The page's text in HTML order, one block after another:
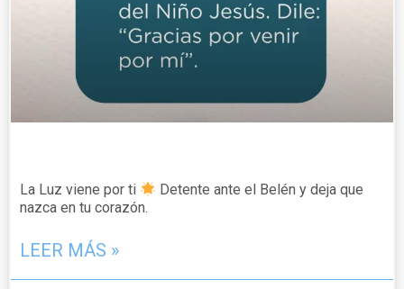
La Luz viene por ti
Detente ante el Belén y deja que
nazca en tu corazón.
LEER MÁS »